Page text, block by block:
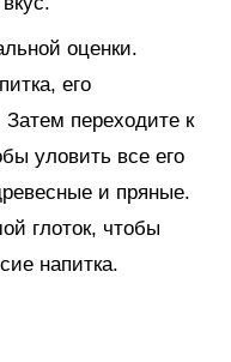
оценки.
его
переходите к
уловить все его
и пряные.
глоток, чтобы
напитка.